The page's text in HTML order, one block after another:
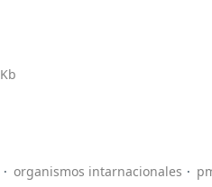
organismos intarnacionales